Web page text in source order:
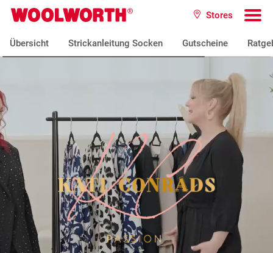
Zum Hauptinhalt
Woolworth GmbH Stores
Übersicht Strickanleitung Socken Gutscheine